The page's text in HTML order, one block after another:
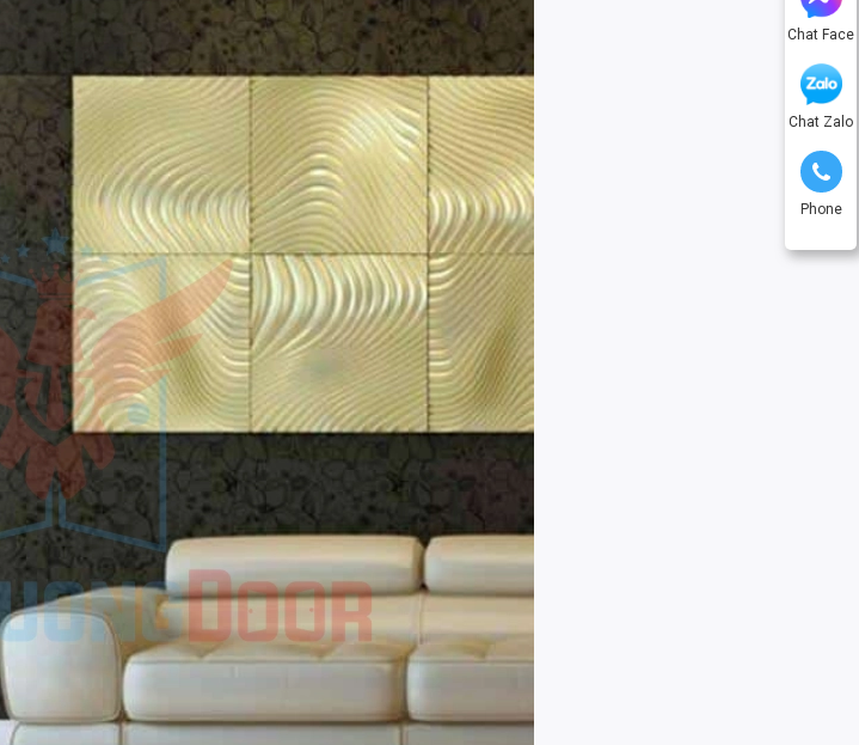
Chat Face
Chat Zalo
Phone